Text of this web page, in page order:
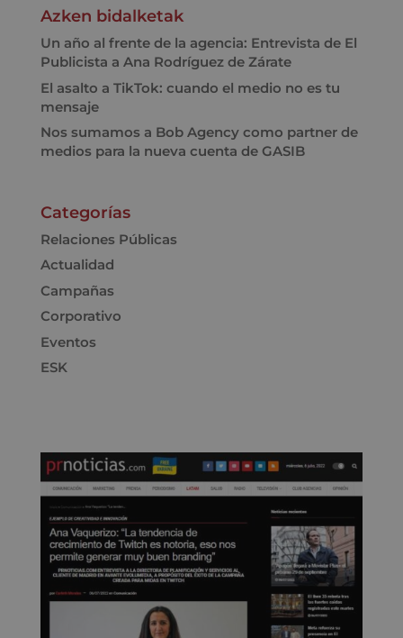
Azken bidalketak
Un año al frente de la agencia: Entrevista de El
Publicista a Ana Rodríguez de Zárate
El asalto a TikTok: cuando el medio no es tu
mensaje
Nos sumamos a Bob Agency como partner de
medios para la nueva cuenta de GASIB
Categorías
Relaciones Públicas
Actualidad
Campañas
Corporativo
Eventos
ESK